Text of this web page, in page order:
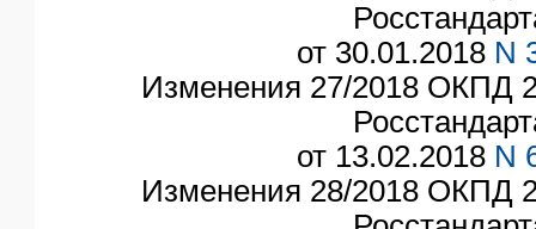
от 30.01.2018 N
Изменения 27/2018 ОКПД
от 13.02.2018 N
Изменения 28/2018 ОКПД